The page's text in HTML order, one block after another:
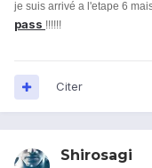
je suis arrivé a l'etape 6
pass !!!!!!
Citer
Shirosagi